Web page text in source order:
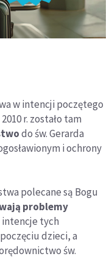
w intencji poczętego
r. zostało tam
do św. Gerarda
i ochrony
polecane są Bogu
problemy
intencje tych
dzieci, a
św.